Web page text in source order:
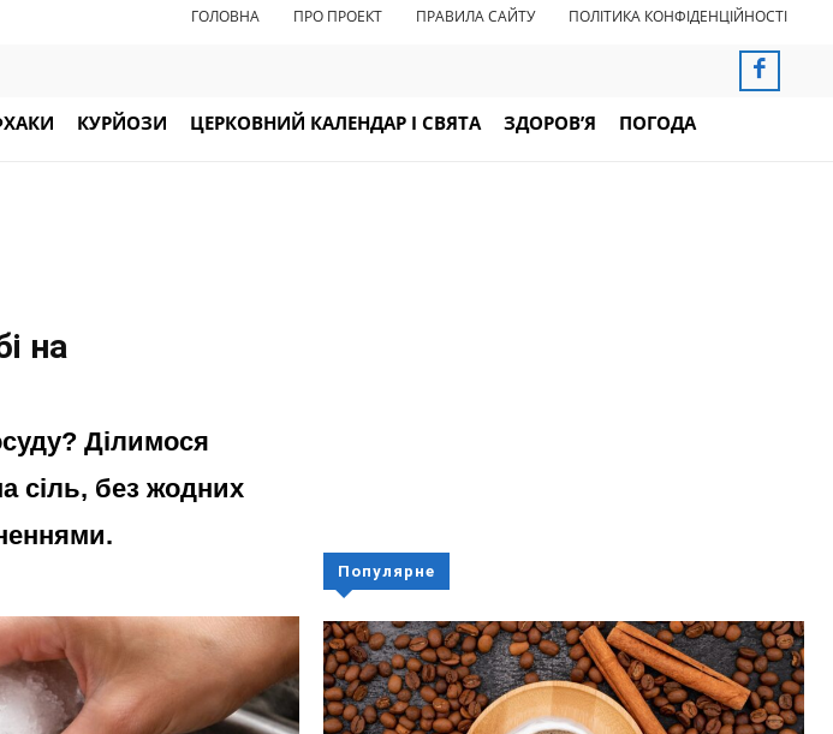
ГОЛОВНА ПРО ПРОЕКТ ПРАВИЛА САЙТУ ПОЛІТИКА КОНФІДЕНЦІЙНОСТІ
КУРЙОЗИ ЦЕРКОВНИЙ КАЛЕНДАР І СВЯТА ЗДОРОВ’Я ПОГОДА
на
Ділимося
сіль, без жодних
Популярне